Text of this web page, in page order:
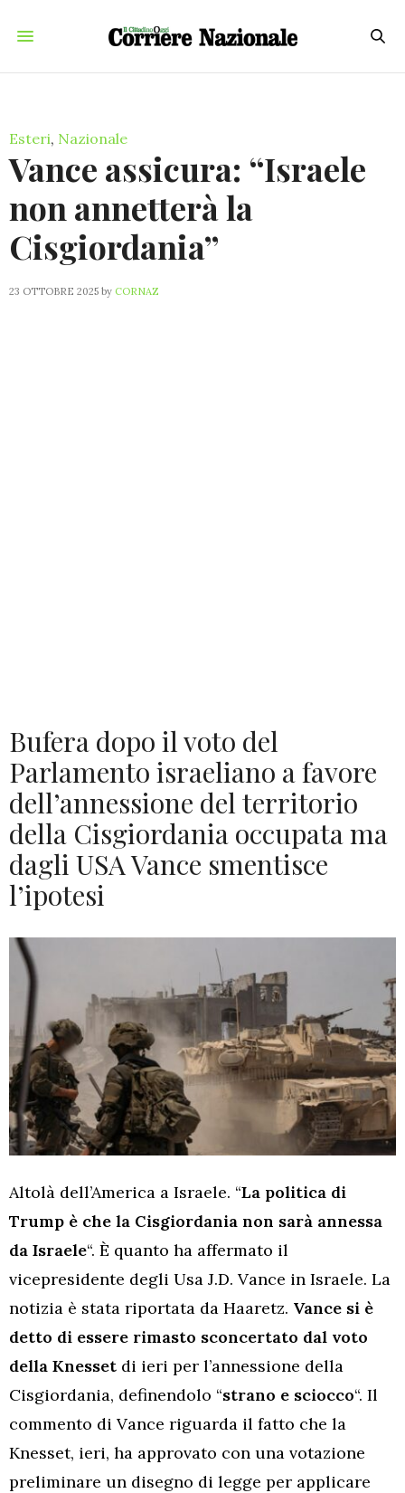
Esteri, Nazionale
Vance assicura: “Israele
non annetterà la
Cisgiordania”
23 OTTOBRE 2025 by CORNAZ
Bufera dopo il voto del
Parlamento israeliano a favore
dell’annessione del territorio
della Cisgiordania occupata ma
dagli USA Vance smentisce
l’ipotesi
Altolà dell’America a Israele. “La politica di
Trump è che la Cisgiordania non sarà annessa
da Israele“. È quanto ha affermato il
vicepresidente degli Usa J.D. Vance in Israele. La
notizia è stata riportata da Haaretz. Vance si è
detto di essere rimasto sconcertato dal voto
della Knesset di ieri per l’annessione della
Cisgiordania, definendolo “strano e sciocco“. Il
commento di Vance riguarda il fatto che la
Knesset, ieri, ha approvato con una votazione
preliminare un disegno di legge per applicare